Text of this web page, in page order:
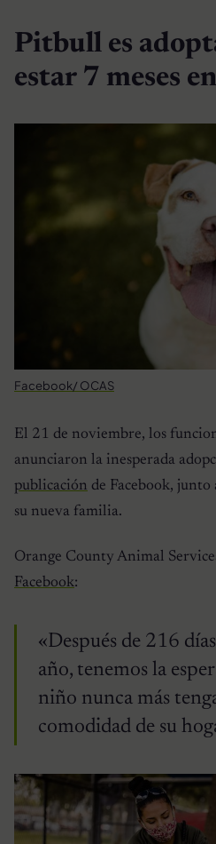
Pitbull es
estar 7 meses
Facebook/ OCAS
El 21 de noviembre, los
anunciaron la inesperada
publicación de Facebook,
su nueva familia.
Orange County Animal
Facebook:
«Después de 216
año, tenemos la
niño nunca más
comodidad de su